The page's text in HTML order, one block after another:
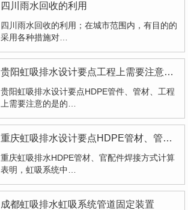
四川雨水回收的利用
四川雨水回收的利用；在城市范围内，有目的的
采用各种措施对…
贵阳虹吸排水设计要点工程上需要注意的是
贵阳虹吸排水设计要点HDPE管件、管材、工程
上需要注意的是的…
重庆虹吸排水设计要点HDPE管材、管配件焊接方式
重庆虹吸排水HDPE管材、官配件焊接方式计算
表明，虹吸系统中…
成都虹吸排水虹吸系统管道固定装置